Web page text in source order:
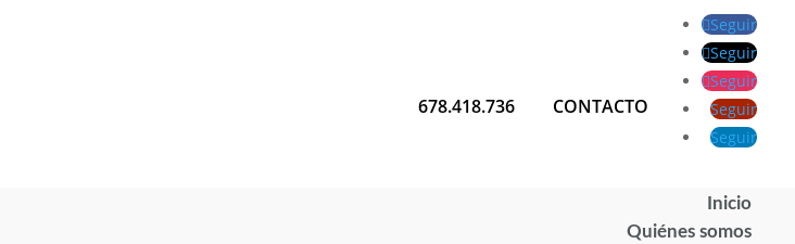
678.418.736 CONTACTO
Seguir
Seguir
Seguir
Seguir
Seguir
Inicio
Quiénes somos